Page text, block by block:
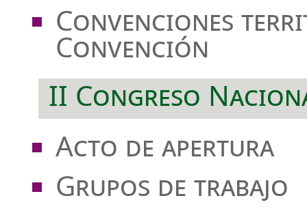
Convenciones
Convención
II Congreso
Acto de apertura
Grupos de trabajo